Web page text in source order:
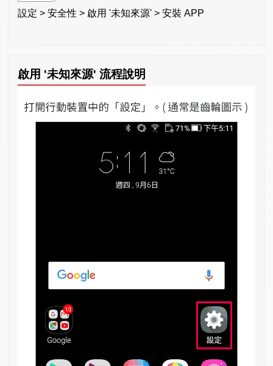
設定 > 安全性 > 啟用 '未知來源' > 安裝 APP
啟用 '未知來源' 流程說明